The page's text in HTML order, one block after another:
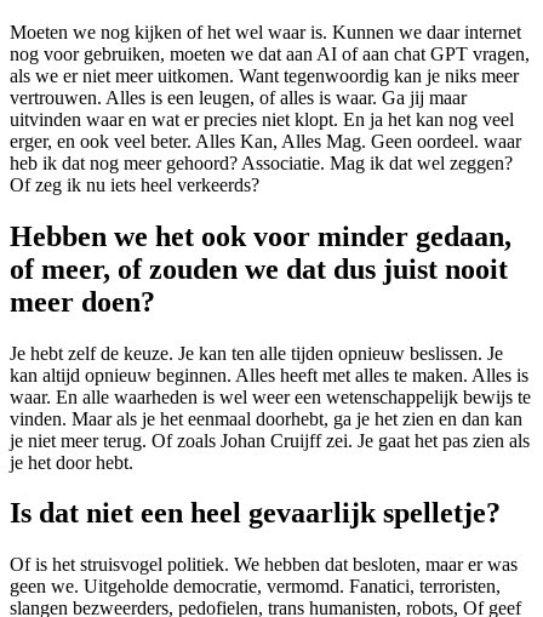
Moeten we nog kijken of het wel waar is. Kunnen we daar internet
nog voor gebruiken, moeten we dat aan AI of aan chat GPT vragen,
als we er niet meer uitkomen. Want tegenwoordig kan je niks meer
vertrouwen. Alles is een leugen, of alles is waar. Ga jij maar
uitvinden waar en wat er precies niet klopt. En ja het kan nog veel
erger, en ook veel beter. Alles Kan, Alles Mag. Geen oordeel. waar
heb ik dat nog meer gehoord? Associatie. Mag ik dat wel zeggen?
Of zeg ik nu iets heel verkeerds?
Hebben we het ook voor minder gedaan,
of meer, of zouden we dat dus juist nooit
meer doen?
Je hebt zelf de keuze. Je kan ten alle tijden opnieuw beslissen. Je
kan altijd opnieuw beginnen. Alles heeft met alles te maken. Alles is
waar. En alle waarheden is wel weer een wetenschappelijk bewijs te
vinden. Maar als je het eenmaal doorhebt, ga je het zien en dan kan
je niet meer terug. Of zoals Johan Cruijff zei. Je gaat het pas zien als
je het door hebt.
Is dat niet een heel gevaarlijk spelletje?
Of is het struisvogel politiek. We hebben dat besloten, maar er was
geen we. Uitgeholde democratie, vermomd. Fanatici, terroristen,
slangen bezweerders, pedofielen, trans humanisten, robots, Of geef